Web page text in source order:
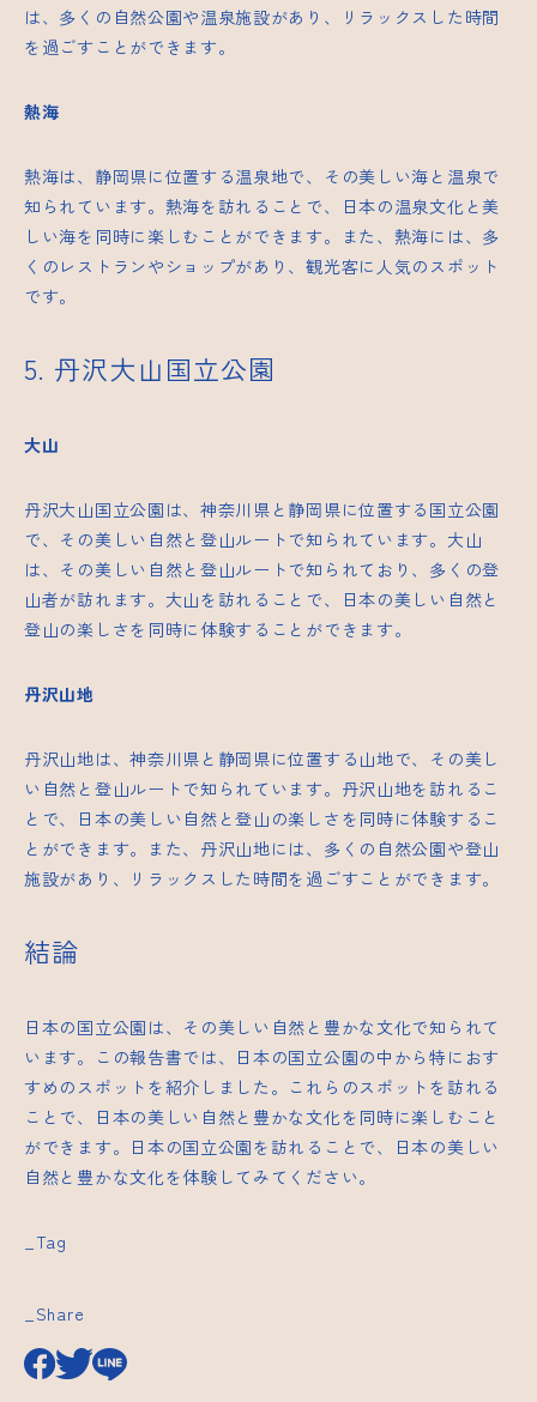
は、多くの自然公園や温泉施設があり、リラックスした時間
を過ごすことができます。
熱海
熱海は、静岡県に位置する温泉地で、その美しい海と温泉で
知られています。熱海を訪れることで、日本の温泉文化と美
しい海を同時に楽しむことができます。また、熱海には、多
くのレストランやショップがあり、観光客に人気のスポット
です。
5. 丹沢大山国立公園
大山
丹沢大山国立公園は、神奈川県と静岡県に位置する国立公園
で、その美しい自然と登山ルートで知られています。大山
は、その美しい自然と登山ルートで知られており、多くの登
山者が訪れます。大山を訪れることで、日本の美しい自然と
登山の楽しさを同時に体験することができます。
丹沢山地
丹沢山地は、神奈川県と静岡県に位置する山地で、その美し
い自然と登山ルートで知られています。丹沢山地を訪れるこ
とで、日本の美しい自然と登山の楽しさを同時に体験するこ
とができます。また、丹沢山地には、多くの自然公園や登山
施設があり、リラックスした時間を過ごすことができます。
結論
日本の国立公園は、その美しい自然と豊かな文化で知られて
います。この報告書では、日本の国立公園の中から特におす
すめのスポットを紹介しました。これらのスポットを訪れる
ことで、日本の美しい自然と豊かな文化を同時に楽しむこと
ができます。日本の国立公園を訪れることで、日本の美しい
自然と豊かな文化を体験してみてください。
_Tag
_Share